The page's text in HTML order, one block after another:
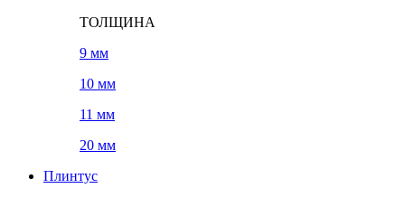
ТОЛЩИНА
9 мм
10 мм
11 мм
20 мм
Плинтус